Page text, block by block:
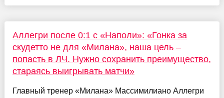
Аллегри после 0:1 с «Наполи»: «Гонка за
скудетто не для «Милана», наша цель –
попасть в ЛЧ. Нужно сохранить преимущество,
стараясь выигрывать матчи»
Главный тренер «Милана» Массимилиано Аллегри